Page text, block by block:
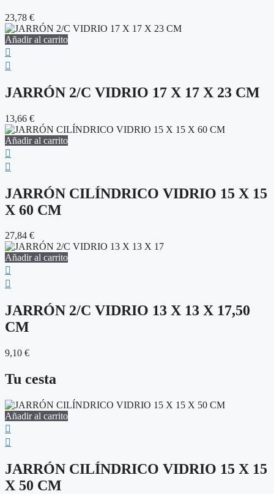
23,78 €
Añadir al carrito
JARRÓN 2/C VIDRIO 17 X 17 X 23 CM
13,66 €
Añadir al carrito
JARRÓN CILÍNDRICO VIDRIO 15 X 15
X 60 CM
27,84 €
Añadir al carrito
JARRÓN 2/C VIDRIO 13 X 13 X 17,50
CM
9,10 €
Tu cesta
Añadir al carrito
JARRÓN CILÍNDRICO VIDRIO 15 X 15
X 50 CM